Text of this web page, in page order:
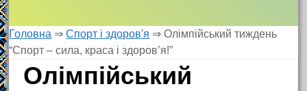
Головна ⇒Спорт і здоров'я ⇒Олімпійський тиждень
“Спорт – сила, краса і здоров’я!”
Олімпійський